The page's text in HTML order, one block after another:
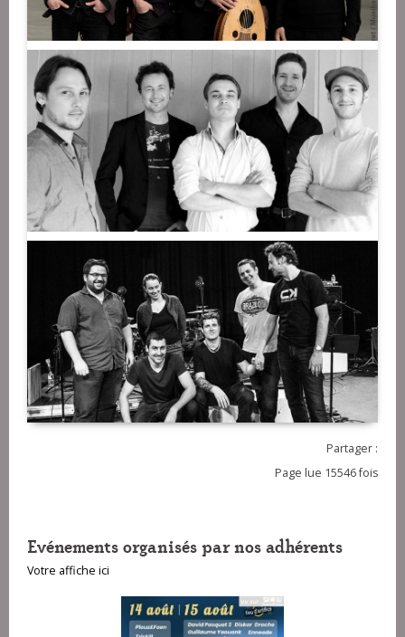
Partager :
Page lue 15546 fois
Evénements organisés par nos adhérents
Votre affiche ici